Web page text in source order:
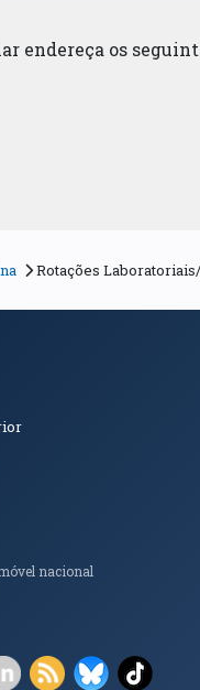
endereça os
Rotações
Contacto
nacional
janela)
janela)em nova janela)
(abre em nova
LinkedIn (abre em
RSS (abre em
Bluesky